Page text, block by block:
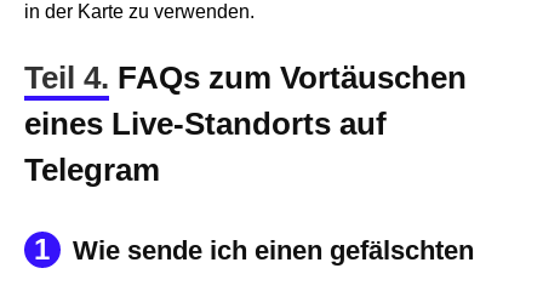
in der Karte zu verwenden.
Teil 4. FAQs zum Vortäuschen
eines Live-Standorts auf
Telegram
1
Wie sende ich einen gefälschten